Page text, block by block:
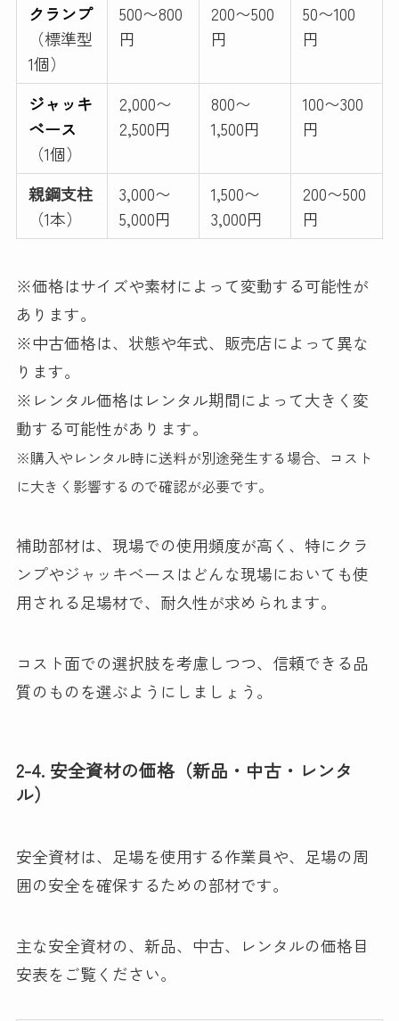
クランプ
（標準型
1個）
500〜800
円
200〜500
円
50〜100
円
ジャッキ
ベース
（1個）
2,000〜
2,500円
800〜
1,500円
100〜300
円
親鋼支柱
（1本）
3,000〜
5,000円
1,500〜
3,000円
200〜500
円
※価格はサイズや素材によって変動する可能性が
あります。
※中古価格は、状態や年式、販売店によって異な
ります。
※レンタル価格はレンタル期間によって大きく変
動する可能性があります。
※購入やレンタル時に送料が別途発生する場合、コスト
に大きく影響するので確認が必要です。
補助部材は、現場での使用頻度が高く、特にクラ
ンプやジャッキベースはどんな現場においても使
用される足場材で、耐久性が求められます。
コスト面での選択肢を考慮しつつ、信頼できる品
質のものを選ぶようにしましょう。
2-4. 安全資材の価格（新品・中古・レンタ
ル）
安全資材は、足場を使用する作業員や、足場の周
囲の安全を確保するための部材です。
主な安全資材の、新品、中古、レンタルの価格目
安表をご覧ください。